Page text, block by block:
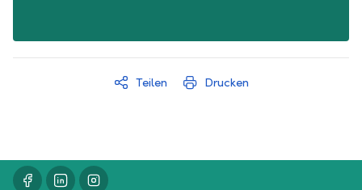
Teilen Drucken